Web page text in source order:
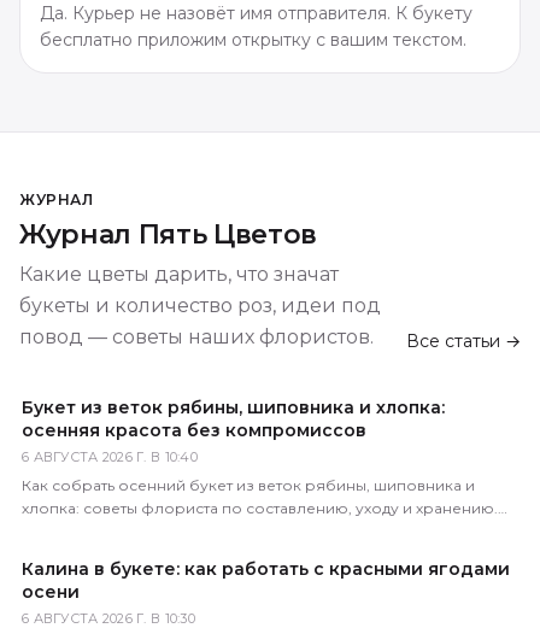
Да. Курьер не назовёт имя отправителя. К букету
бесплатно приложим открытку с вашим текстом.
ЖУРНАЛ
Журнал Пять Цветов
Какие цветы дарить, что значат
букеты и количество роз, идеи под
повод — советы наших флористов.
Все статьи →
Букет из веток рябины, шиповника и хлопка:
осенняя красота без компромиссов
6 АВГУСТА 2026 Г. В 10:40
Как собрать осенний букет из веток рябины, шиповника и
хлопка: советы флориста по составлению, уходу и хранению.
Калина в букете: как работать с красными ягодами
осени
6 АВГУСТА 2026 Г. В 10:30